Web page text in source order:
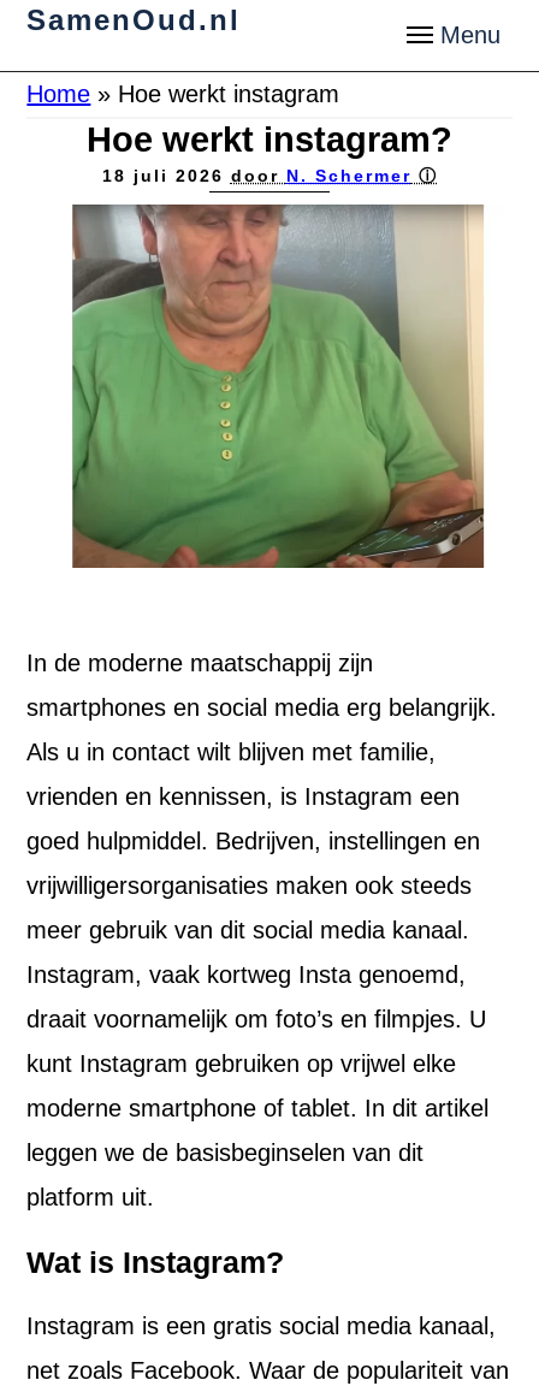
SamenOud.nl
Home » Hoe werkt instagram
Hoe werkt instagram?
18 juli 2026 door N. Schermer ⓘ
In de moderne maatschappij zijn
smartphones en social media erg belangrijk.
Als u in contact wilt blijven met familie,
vrienden en kennissen, is Instagram een
goed hulpmiddel. Bedrijven, instellingen en
vrijwilligersorganisaties maken ook steeds
meer gebruik van dit social media kanaal.
Instagram, vaak kortweg Insta genoemd,
draait voornamelijk om foto’s en filmpjes. U
kunt Instagram gebruiken op vrijwel elke
moderne smartphone of tablet. In dit artikel
leggen we de basisbeginselen van dit
platform uit.
Wat is Instagram?
Instagram is een gratis social media kanaal,
net zoals Facebook. Waar de populariteit van